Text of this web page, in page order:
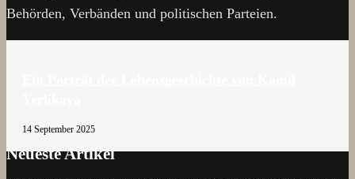
Behörden, Verbänden und politischen Parteien.
14 September 2025
Neueste Artikel